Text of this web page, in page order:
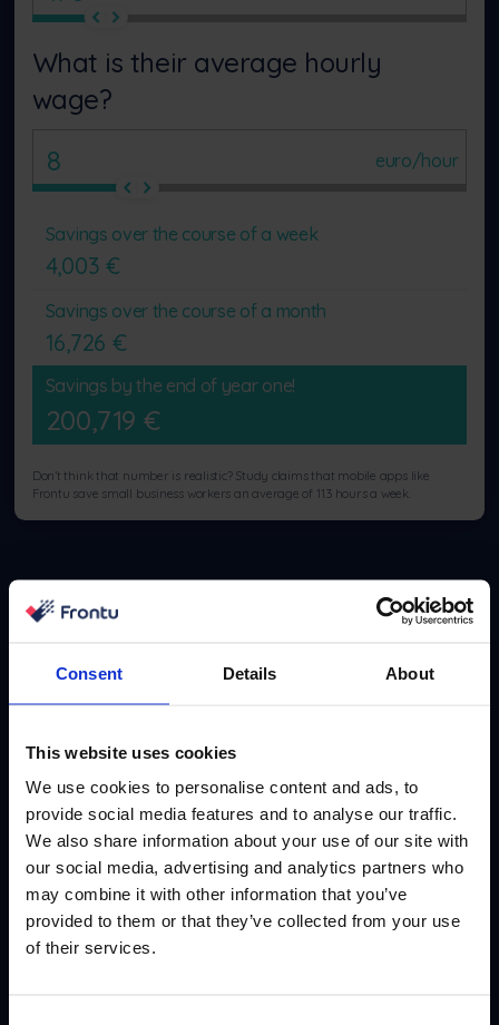
Consent Details About
This website uses cookies
We use cookies to personalise content and ads, to
provide social media features and to analyse our traffic.
We also share information about your use of our site with
our social media, advertising and analytics partners who
may combine it with other information that you’ve
provided to them or that they’ve collected from your use
of their services.
What is their average hourly
wage?
euro/hour
Savings over the course of a week
4,003 €
Savings over the course of a month
16,726 €
Savings by the end of year one!
200,719 €
Don’t think that number is realistic? Study claims that mobile apps like
Frontu save small business workers an average of 11.3 hours a week.
Gör som 10 000+ FSM-ledare. Prenumerera på vårt
rapporterar om fallstudier, framgångshistorier och
playbooks som fungerar där ute just nu.
Prenumerera